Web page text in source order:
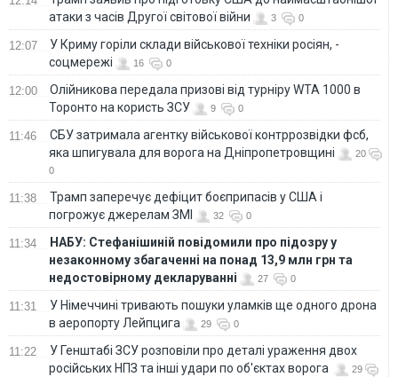
атаки з часів Другої світової війни
3 0
12:07
У Криму горіли склади військової техніки росіян, -
соцмережі
16 0
12:00
Олійникова передала призові від турніру WTA 1000 в
Торонто на користь ЗСУ
9 0
11:46
СБУ затримала агентку військової контррозвідки фсб,
яка шпигувала для ворога на Дніпропетровщині
20
0
11:38
Трамп заперечує дефіцит боєприпасів у США і
погрожує джерелам ЗМІ
32 0
11:34
НАБУ: Стефанішиній повідомили про підозру у
незаконному збагаченні на понад 13,9 млн грн та
недостовірному декларуванні
27 0
11:31
У Німеччині тривають пошуки уламків ще одного дрона
в аеропорту Лейпцига
29 0
11:22
У Генштабі ЗСУ розповіли про деталі ураження двох
російських НПЗ та інші удари по об'єктах ворога
29